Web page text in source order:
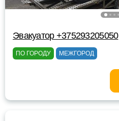
Эвакуатор +375293205050
ПО ГОРОДУ МЕЖГОРОД